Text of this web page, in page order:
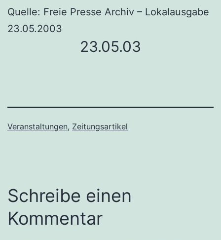
Quelle: Freie Presse Archiv – Lokalausgabe
23.05.2003
23.05.03
Veranstaltungen, Zeitungsartikel
Schreibe einen
Kommentar